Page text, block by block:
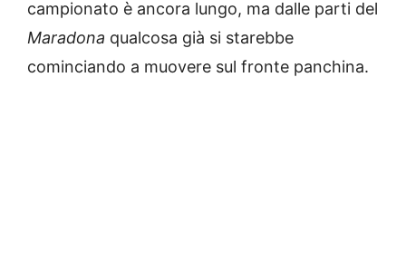
campionato è ancora lungo, ma dalle parti del
Maradona qualcosa già si starebbe
cominciando a muovere sul fronte panchina.